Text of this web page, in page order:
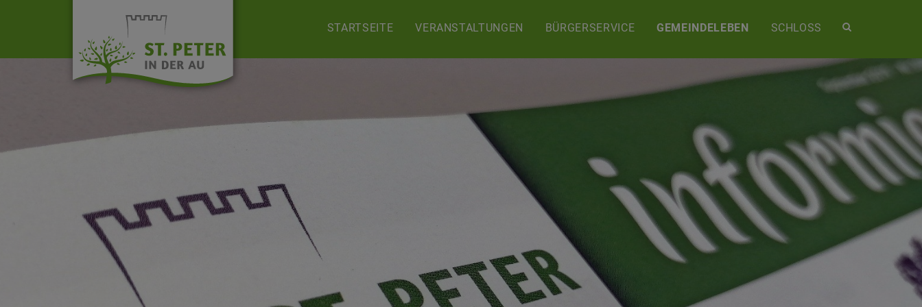
Site
STARTSEITE VERANSTALTUNGEN BÜRGERSERVICE GEMEINDELEBEN SCHLOSS